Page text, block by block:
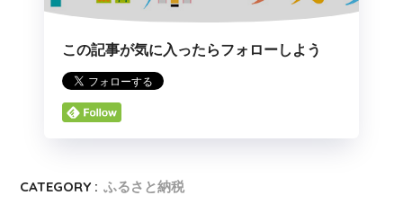
この記事が気に入ったらフォローしよう
CATEGORY : ふるさと納税